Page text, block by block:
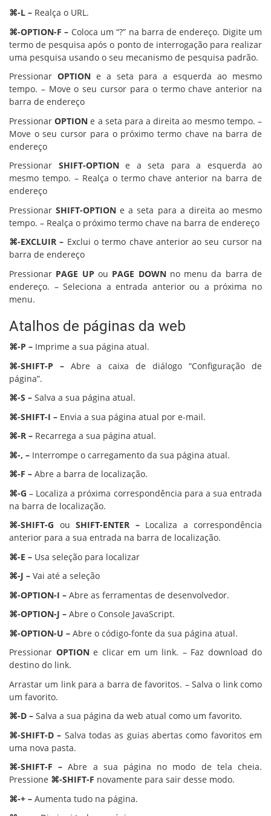
⌘-L – Realça o URL.
⌘-OPTION-F – Coloca um “?” na barra de endereço. Digite um
termo de pesquisa após o ponto de interrogação para realizar
uma pesquisa usando o seu mecanismo de pesquisa padrão.
Pressionar OPTIONe a seta para a esquerda ao mesmo
tempo. – Move o seu cursor para o termo chave anterior na
barra de endereço
PressionarOPTION e a seta para a direita ao mesmo tempo. –
Move o seu cursor para o próximo termo chave na barra de
endereço
Pressionar SHIFT-OPTIONe a seta para a esquerda ao
mesmo tempo. – Realça o termo chave anterior na barra de
endereço
PressionarSHIFT-OPTION e a seta para a direita ao mesmo
tempo. – Realça o próximo termo chave na barra de endereço
⌘-EXCLUIR – Exclui o termo chave anterior ao seu cursor na
barra de endereço
Pressionar PAGE UP ou PAGE DOWNno menu da barra de
endereço. – Seleciona a entrada anterior ou a próxima no
menu.
Atalhos de páginas da web
⌘-P – Imprime a sua página atual.
⌘-SHIFT-P – Abre a caixa de diálogo “Configuração de
página”.
⌘-S – Salva a sua página atual.
⌘-SHIFT-I – Envia a sua página atual por e-mail.
⌘-R – Recarrega a sua página atual.
⌘-, – Interrompe o carregamento da sua página atual.
⌘-F – Abre a barra de localização.
⌘-G– Localiza a próxima correspondência para a sua entrada
na barra de localização.
⌘-SHIFT-G ou SHIFT-ENTER – Localiza a correspondência
anterior para a sua entrada na barra de localização.
⌘-E – Usa seleção para localizar
⌘-J – Vai até a seleção
⌘-OPTION-I – Abre as ferramentas de desenvolvedor.
⌘-OPTION-J – Abre o Console JavaScript.
⌘-OPTION-U – Abre o código-fonte da sua página atual.
Pressionar OPTIONe clicar em um link. – Faz download do
destino do link.
Arrastar um link para a barra de favoritos. – Salva o link como
um favorito.
⌘-D – Salva a sua página da web atual como um favorito.
⌘-SHIFT-D – Salva todas as guias abertas como favoritos em
uma nova pasta.
⌘-SHIFT-F –Abre a sua página no modo de tela cheia.
Pressione ⌘-SHIFT-F novamente para sair desse modo.
⌘-+ – Aumenta tudo na página.